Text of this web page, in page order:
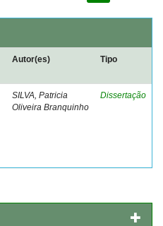
Autor(es) Tipo
SILVA, Patricia
Oliveira Branquinho
Dissertação